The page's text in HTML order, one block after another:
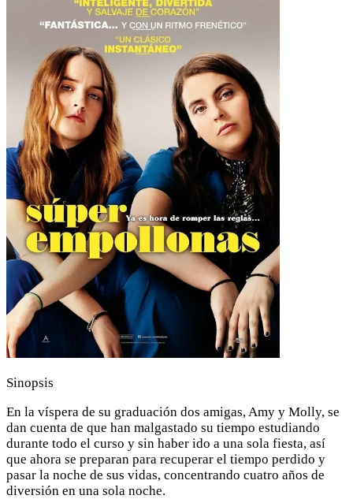
Sinopsis
En la víspera de su graduación dos amigas, Amy y Molly, se
dan cuenta de que han malgastado su tiempo estudiando
durante todo el curso y sin haber ido a una sola fiesta, así
que ahora se preparan para recuperar el tiempo perdido y
pasar la noche de sus vidas, concentrando cuatro años de
diversión en una sola noche.